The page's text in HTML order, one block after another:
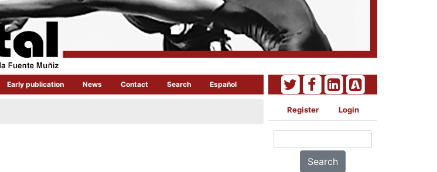
Early publication News Contact Search Español
Register Login
Search